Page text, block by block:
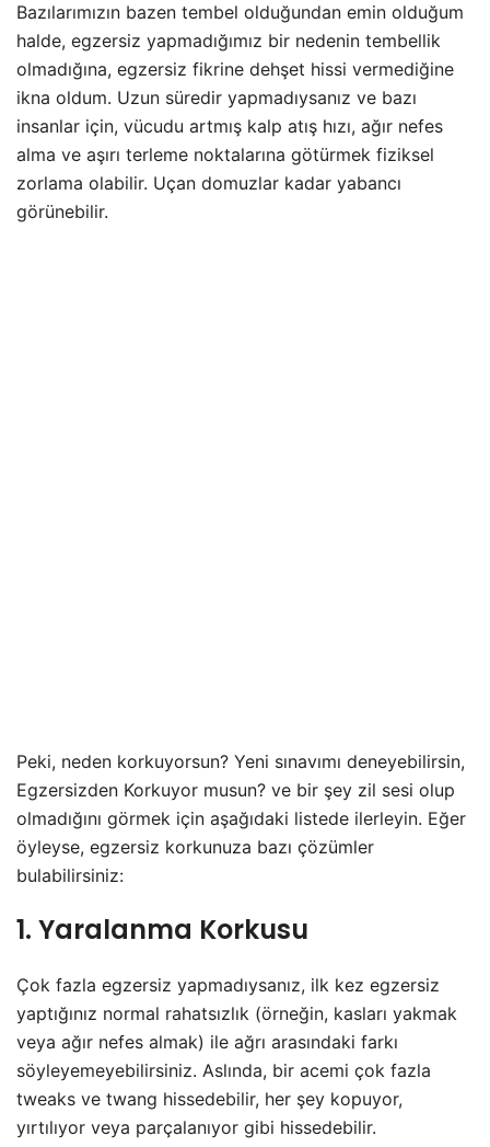
Bazılarımızın bazen tembel olduğundan emin olduğum
halde, egzersiz yapmadığımız bir nedenin tembellik
olmadığına, egzersiz fikrine dehşet hissi vermediğine
ikna oldum. Uzun süredir yapmadıysanız ve bazı
insanlar için, vücudu artmış kalp atış hızı, ağır nefes
alma ve aşırı terleme noktalarına götürmek fiziksel
zorlama olabilir. Uçan domuzlar kadar yabancı
görünebilir.
Peki, neden korkuyorsun? Yeni sınavımı deneyebilirsin,
Egzersizden Korkuyor musun? ve bir şey zil sesi olup
olmadığını görmek için aşağıdaki listede ilerleyin. Eğer
öyleyse, egzersiz korkunuza bazı çözümler
bulabilirsiniz:
1. Yaralanma Korkusu
Çok fazla egzersiz yapmadıysanız, ilk kez egzersiz
yaptığınız normal rahatsızlık (örneğin, kasları yakmak
veya ağır nefes almak) ile ağrı arasındaki farkı
söyleyemeyebilirsiniz. Aslında, bir acemi çok fazla
tweaks ve twang hissedebilir, her şey kopuyor,
yırtılıyor veya parçalanıyor gibi hissedebilir.